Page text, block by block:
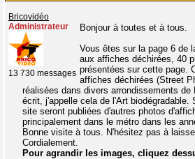
Bricovidéo
Administrateur
13 730 messages
Bonjour à toutes et à tous.
Vous êtes sur la page 6 de
aux affiches déchirées, 40
présentées sur cette page.
affiches déchirées (Street
réalisées dans divers arrondissements de
écrit, j'appelle cela de l'Art biodégradable.
site seront publiées d'autres photos
principalement dans le métro dans les
Bonne visite à tous. N'hésitez pas à
Cordialement.
Pour agrandir les images, cliquez